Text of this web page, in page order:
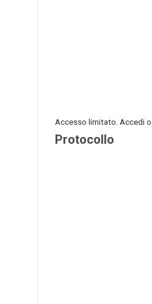
Accesso limitato. Accedi
Protocollo